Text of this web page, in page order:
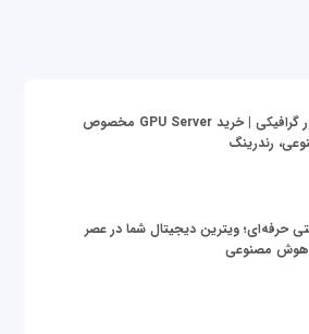
قیمت سرور گرافیکی | خرید GPU Server مخصوص
رندرینگ
حرفه‌ای؛ ویترین دیجیتال شما در عصر
مصنوعی